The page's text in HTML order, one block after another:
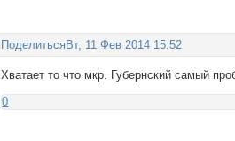
Поделиться Вт, 11 Фев 2014 15:52
Хватает то что мкр. Губернский самый
0